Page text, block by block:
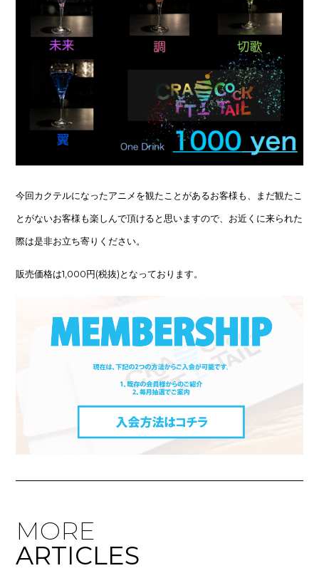
今回カクテルになったアニメを観たことがあるお客様も、まだ観たこ
とがないお客様も楽しんで頂けると思いますので、お近くに来られた
際は是非お立ち寄りください。
販売価格は1,000円(税抜)となっております。
MORE
ARTICLES